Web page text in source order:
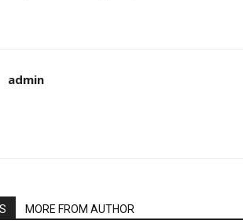
admin
MORE FROM AUTHOR